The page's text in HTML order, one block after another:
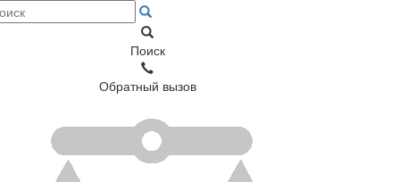
Поиск
Обратный вызов